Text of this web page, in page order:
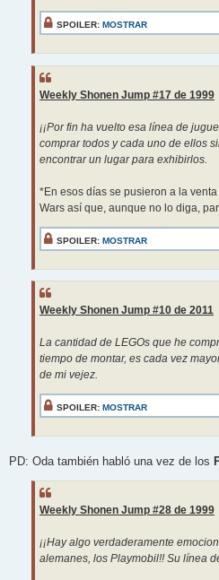
SPOILER: MOSTRAR
Weekly Shonen Jump #17 de 1999
¡¡Por fin ha vuelto esa línea de
comprar todos y cada uno de ellos
encontrar un lugar para exhibirlos.
*En esos días se pusieron a la
Wars así que, aunque no lo diga,
SPOILER: MOSTRAR
Weekly Shonen Jump #10 de 2011
La cantidad de LEGOs que he
tiempo de montar, es cada vez
de mi vejez.
SPOILER: MOSTRAR
PD: Oda también habló una vez de los
Weekly Shonen Jump #28 de 1999
¡¡Hay algo verdaderamente
alemanes, los Playmobil!! Su línea